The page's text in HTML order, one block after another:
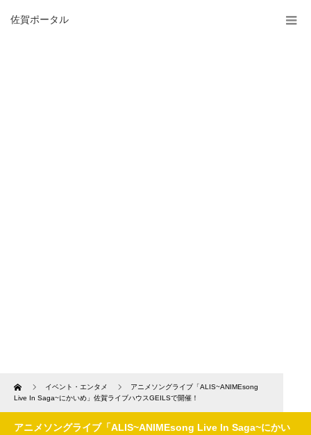
佐賀ポータル
Home イベント・エンタメ
アニメソングライブ「ALIS~ANIMEsong
Live In Saga~にかいめ」佐賀ライブハウスGEILSで開催！
アニメソングライブ「ALIS~ANIMEsong Live In Saga~にかい